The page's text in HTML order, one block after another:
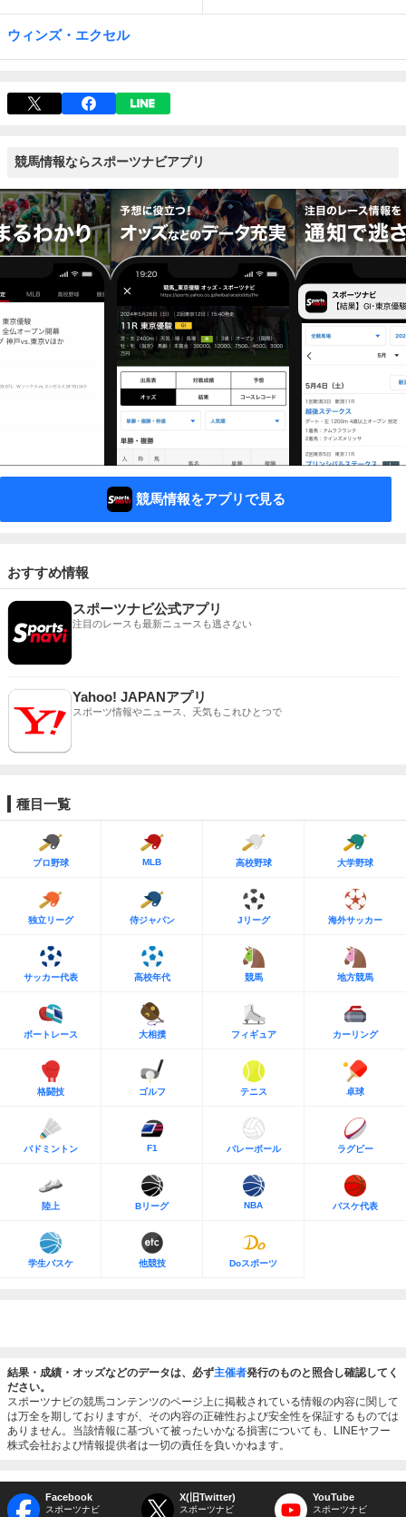
ウィンズ・エクセル
競馬情報ならスポーツナビアプリ
競馬情報をアプリで見る
おすすめ情報
スポーツナビ公式アプリ
注目のレースも最新ニュースも逃さない
Yahoo! JAPANアプリ
スポーツ情報やニュース、天気もこれひとつで
種目一覧
プロ野球 MLB 高校野球 大学野球
独立リーグ 侍ジャパン Jリーグ 海外サッカー
サッカー代表 高校年代 競馬 地方競馬
ボートレース 大相撲 フィギュア カーリング
格闘技 ゴルフ テニス 卓球
バドミントン F1 バレーボール ラグビー
陸上 Bリーグ NBA バスケ代表
学生バスケ 他競技 Doスポーツ
結果・成績・オッズなどのデータは、必ず主催者発行のものと照合し確認してく
ださい。
スポーツナビの競馬コンテンツのページ上に掲載されている情報の内容に関して
は万全を期しておりますが、その内容の正確性および安全性を保証するものでは
ありません。当該情報に基づいて被ったいかなる損害についても、LINEヤフー
株式会社および情報提供者は一切の責任を負いかねます。
Facebook
スポーツナビ
X(旧Twitter)
スポーツナビ
YouTube
スポーツナビ